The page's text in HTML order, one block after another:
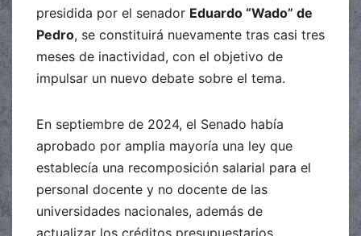
presidida por el senador Eduardo “Wado” de
Pedro, se constituirá nuevamente tras casi tres
meses de inactividad, con el objetivo de
impulsar un nuevo debate sobre el tema.
En septiembre de 2024, el Senado había
aprobado por amplia mayoría una ley que
establecía una recomposición salarial para el
personal docente y no docente de las
universidades nacionales, además de
actualizar los créditos presupuestarios